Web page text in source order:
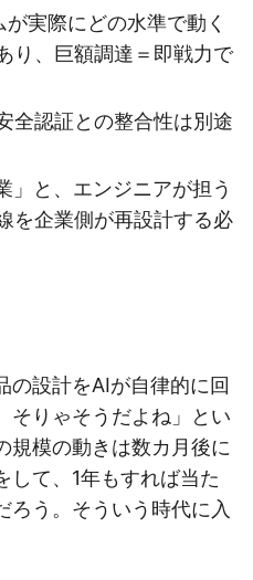
実際にどの水準で動く
り、巨額調達＝即戦力で
全認証との整合性は別途
」と、エンジニアが担う
を企業側が再設計する必
の設計をAIが自律的に回
りゃそうだよね」とい
規模の動きは数カ月後に
して、1年もすれば当た
ろう。そういう時代に入